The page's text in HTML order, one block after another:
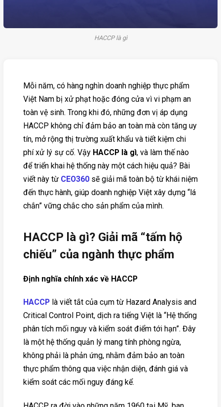
HACCP là gì
Mỗi năm, có hàng nghìn doanh nghiệp thực phẩm
Việt Nam bị xử phạt hoặc đóng cửa vì vi phạm an
toàn vệ sinh. Trong khi đó, những đơn vị áp dụng
HACCP không chỉ đảm bảo an toàn mà còn tăng uy
tín, mở rộng thị trường xuất khẩu và tiết kiệm chi
phí xử lý sự cố. Vậy HACCP là gì, và làm thế nào
để triển khai hệ thống này một cách hiệu quả? Bài
viết này từ CEO360 sẽ giải mã toàn bộ từ khái niệm
đến thực hành, giúp doanh nghiệp Việt xây dựng “lá
chắn” vững chắc cho sản phẩm của mình.
HACCP là gì? Giải mã “tấm hộ
chiếu” của ngành thực phẩm
Định nghĩa chính xác về HACCP
HACCP là viết tắt của cụm từ Hazard Analysis and
Critical Control Point, dịch ra tiếng Việt là “Hệ thống
phân tích mối nguy và kiểm soát điểm tới hạn”. Đây
là một hệ thống quản lý mang tính phòng ngừa,
không phải là phản ứng, nhằm đảm bảo an toàn
thực phẩm thông qua việc nhận diện, đánh giá và
kiểm soát các mối nguy đáng kể.